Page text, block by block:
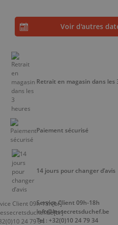
Voir d'autres
Retrait en magasin dans les
Paiement sécurisé
14 jours pour changer d’avis
Service Client 09h-18h
info@lessecretsduchef.be
Tel : +32(0)10 24 79 34